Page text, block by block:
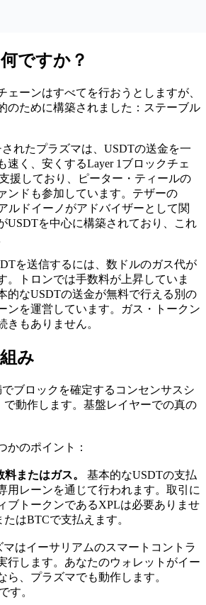
ですか？
ェーンはすべてを行おうとしますが、
のために構築されました：ステーブル
れたプラズマは、USDTの送金を一
速く、安くするLayer 1ブロックチェ
援しており、ピーター・ティールの
ンドも参加しています。テザーの
ルドイーノがアドバイザーとして関
USDTを中心に構築されており、これ
を送信するには、数ドルのガス代が
。トロンでは手数料が上昇していま
的なUSDTの送金が無料で行える別の
ンを運営しています。ガス・トークン
きもありません。
み
ブロックを確定するコンセンサスシ
で動作します。基盤レイヤーでの真の
かのポイント：
またはガス。
基本的なUSDTの支払
用レーンを通じて行われます。取引に
ブトークンであるXPLは必要ありませ
はBTCで支払えます。
マはイーサリアムのスマートコントラ
行します。あなたのウォレットがイー
ら、プラズマでも動作します。
す。